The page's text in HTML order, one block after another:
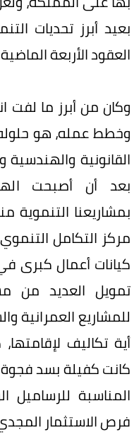
بعيد أبرز تحديات
العقود الأربعة
وكان من أبرز ما
وخطط عمله، هو
القانونية والهندسية
بعد أن أصبحت
بمشاريعنا التنموية
مركز التكامل
كيانات أعمال كبرى
تمويل العديد من
للمشاريع العمرانية
أية تكاليف
كانت كفيلة بسد فجوة
المناسبة للرساميل
فرص الاستثمار